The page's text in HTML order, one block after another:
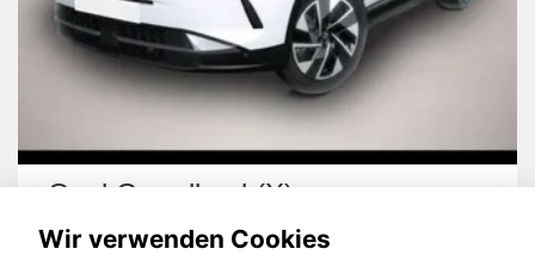
Opel Grandland (X)
Wir verwenden Cookies